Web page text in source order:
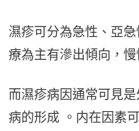
濕疹可分為急性、亞
療為主有滲出傾向，
而濕疹病因通常可見
病的形成 。内在因素